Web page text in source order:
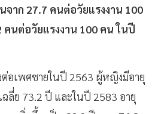
จาก 27.7 คนต่อวัยแรงงาน 100
คนต่อวัยแรงงาน 100 คน ในปี
อเพศชายในปี 2563 ผู้หญิงมีอายุ
ลี่ย 73.2 ปี และในปี 2583 อายุ